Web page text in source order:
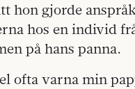
hon gjorde
hos en individ
på hans panna.
ofta varna min